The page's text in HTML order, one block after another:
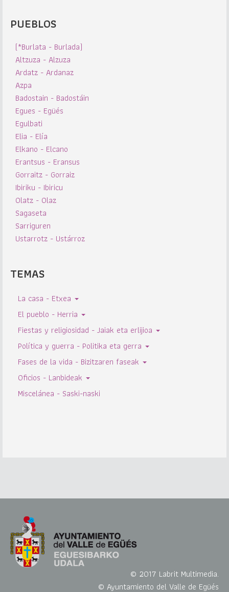
PUEBLOS
(*Burlata - Burlada)
Altzuza - Alzuza
Ardatz - Ardanaz
Azpa
Badostain - Badostáin
Egues - Egüés
Egulbati
Elia - Elía
Elkano - Elcano
Erantsus - Eransus
Gorraitz - Gorraiz
Ibiriku - Ibiricu
Olatz - Olaz
Sagaseta
Sarriguren
Ustarrotz - Ustárroz
TEMAS
La casa - Etxea
El pueblo - Herria
Fiestas y religiosidad - Jaiak eta erlijioa
Política y guerra - Politika eta gerra
Fases de la vida - Bizitzaren faseak
Oficios - Lanbideak
Miscelánea - Saski-naski
© 2017 Labrit Multimedia.
© Ayuntamiento del Valle de Egüés